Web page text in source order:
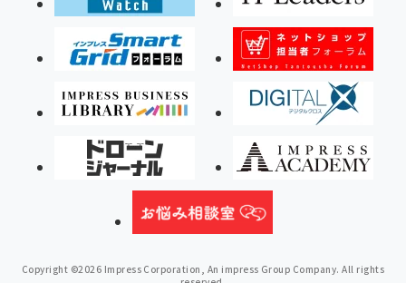
Copyright ©2026 Impress Corporation, An impress Group Company. All rights